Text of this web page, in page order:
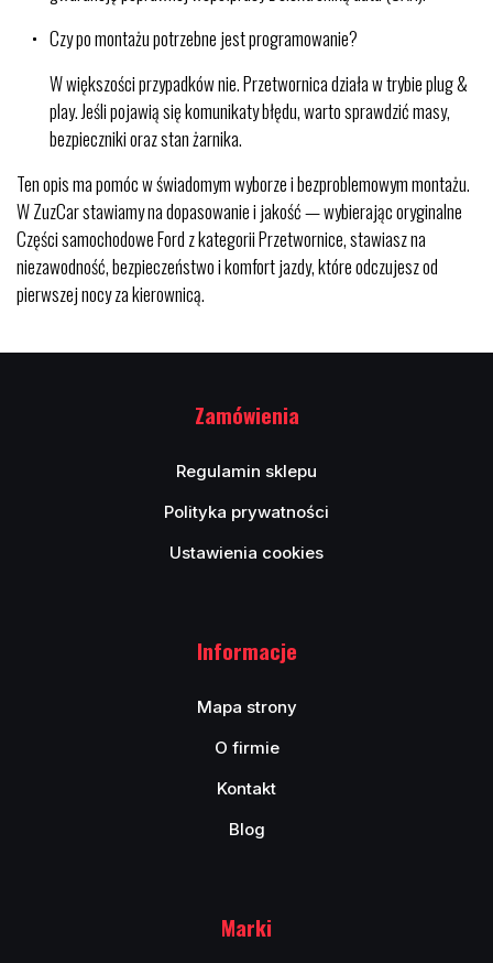
Czy po montażu potrzebne jest programowanie?
W większości przypadków nie. Przetwornica działa w trybie plug &
play. Jeśli pojawią się komunikaty błędu, warto sprawdzić masy,
bezpieczniki oraz stan żarnika.
Ten opis ma pomóc w świadomym wyborze i bezproblemowym montażu.
W ZuzCar stawiamy na dopasowanie i jakość — wybierając oryginalne
Części samochodowe Ford z kategorii Przetwornice, stawiasz na
niezawodność, bezpieczeństwo i komfort jazdy, które odczujesz od
pierwszej nocy za kierownicą.
Zamówienia
Regulamin sklepu
Polityka prywatności
Ustawienia cookies
Informacje
Mapa strony
O firmie
Kontakt
Blog
Marki